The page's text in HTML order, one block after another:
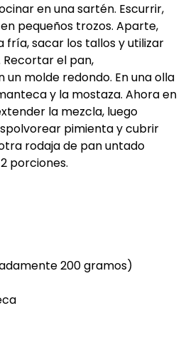
en una sartén. Escurrir,
pequeños trozos. Aparte,
fría, sacar los tallos y utilizar
Recortar el pan,
molde redondo. En una olla
y la mostaza. Ahora en
la mezcla, luego
pimienta y cubrir
rodaja de pan untado
porciones.
200 gramos)